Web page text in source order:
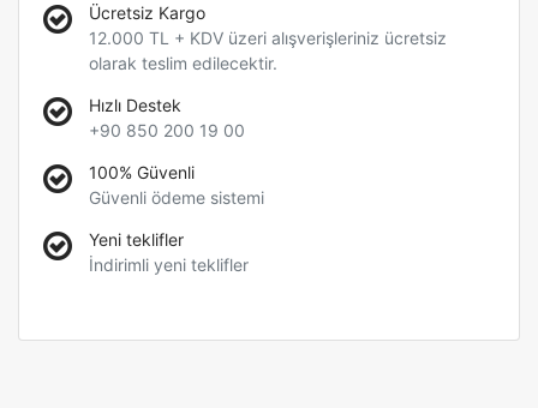
Ücretsiz Kargo
12.000 TL + KDV üzeri alışverişleriniz ücretsiz
olarak teslim edilecektir.
Hızlı Destek
+90 850 200 19 00
100% Güvenli
Güvenli ödeme sistemi
Yeni teklifler
İndirimli yeni teklifler